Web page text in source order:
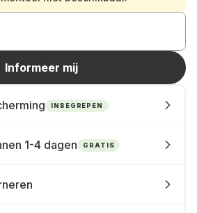
Informeer mij
INBEGREPEN
1-4 dagen GRATIS